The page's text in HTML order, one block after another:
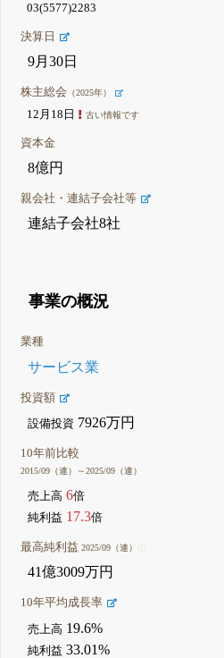
03(5577)2283
決算日
9月30日
株主総会 （2025年）
12月18日 古い情報です
資本金
8億円
親会社・連結子会社等
連結子会社8社
事業の概況
業種
サービス業
投資額
設備投資 7926万円
10年前比較
2015/09（連）～2025/09（連）
売上高 6倍
純利益 17.3倍
最高純利益2025/09（連）
41億3009万円
10年平均成長率
売上高 19.6%
純利益 33.01%